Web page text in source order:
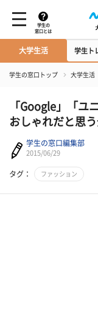
学生の
窓口とは
大学生活 学生ト
学生の窓口トップ 大学生活
「Google」「ユ
おしゃれだと思
学生の窓口編集部
2015/06/29
タグ： ファッション